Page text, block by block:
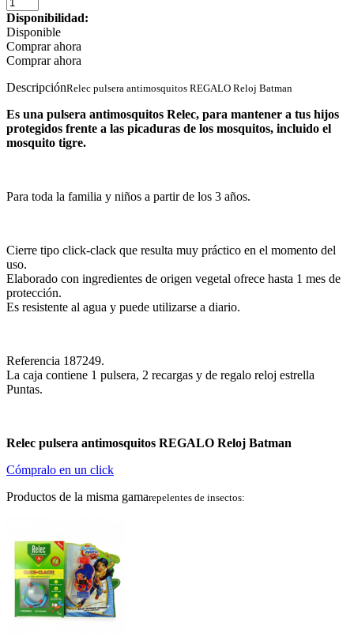
Disponibilidad:
Disponible
Comprar ahora
Comprar ahora
DescripciónRelec pulsera antimosquitos REGALO Reloj Batman
Es una pulsera antimosquitos Relec, para mantener a tus hijos
protegidos frente a las picaduras de los mosquitos, incluido el
mosquito tigre.
Para toda la familia y niños a partir de los 3 años.
Cierre tipo click-clack que resulta muy práctico en el momento del
uso.
Elaborado con ingredientes de origen vegetal ofrece hasta 1 mes de
protección.
Es resistente al agua y puede utilizarse a diario.
Referencia 187249.
La caja contiene 1 pulsera, 2 recargas y de regalo reloj estrella
Puntas.
Relec pulsera antimosquitos REGALO Reloj Batman
Cómpralo en un click
Productos de la misma gamarepelentes de insectos: